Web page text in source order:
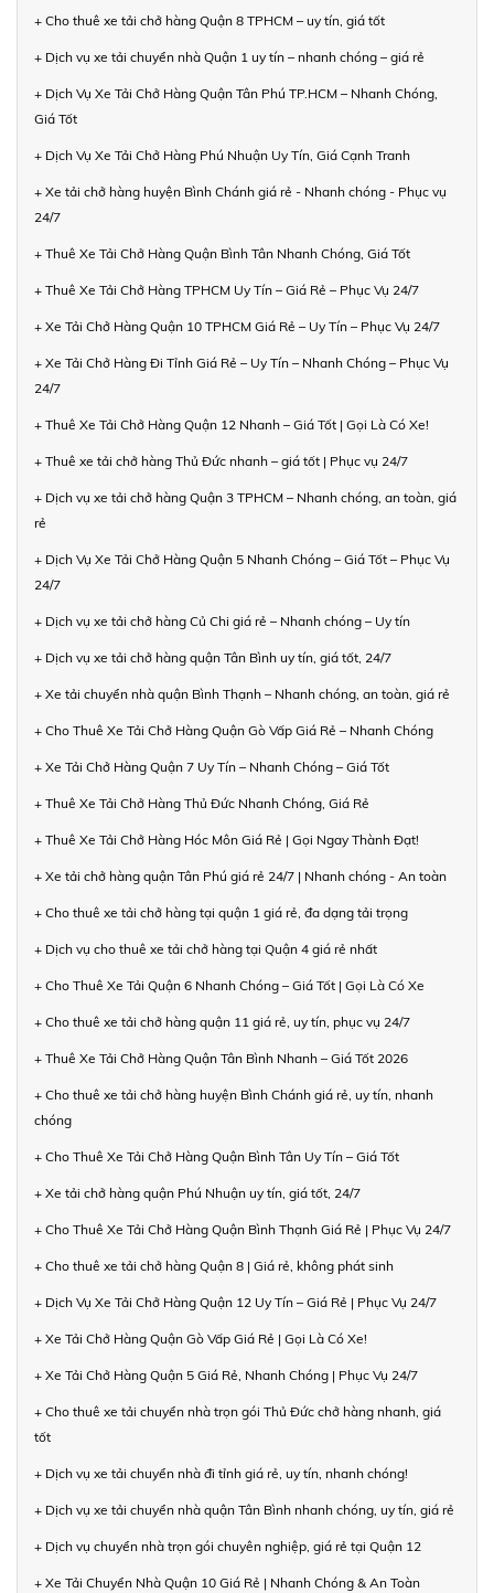
+ Cho thuê xe tải chở hàng Quận 8 TPHCM – uy tín, giá tốt
+ Dịch vụ xe tải chuyển nhà Quận 1 uy tín – nhanh chóng – giá rẻ
+ Dịch Vụ Xe Tải Chở Hàng Quận Tân Phú TP.HCM – Nhanh Chóng,
Giá Tốt
+ Dịch Vụ Xe Tải Chở Hàng Phú Nhuận Uy Tín, Giá Cạnh Tranh
+ Xe tải chở hàng huyện Bình Chánh giá rẻ - Nhanh chóng - Phục vụ
24/7
+ Thuê Xe Tải Chở Hàng Quận Bình Tân Nhanh Chóng, Giá Tốt
+ Thuê Xe Tải Chở Hàng TPHCM Uy Tín – Giá Rẻ – Phục Vụ 24/7
+ Xe Tải Chở Hàng Quận 10 TPHCM Giá Rẻ – Uy Tín – Phục Vụ 24/7
+ Xe Tải Chở Hàng Đi Tỉnh Giá Rẻ – Uy Tín – Nhanh Chóng – Phục Vụ
24/7
+ Thuê Xe Tải Chở Hàng Quận 12 Nhanh – Giá Tốt | Gọi Là Có Xe!
+ Thuê xe tải chở hàng Thủ Đức nhanh – giá tốt | Phục vụ 24/7
+ Dịch vụ xe tải chở hàng Quận 3 TPHCM – Nhanh chóng, an toàn, giá
rẻ
+ Dịch Vụ Xe Tải Chở Hàng Quận 5 Nhanh Chóng – Giá Tốt – Phục Vụ
24/7
+ Dịch vụ xe tải chở hàng Củ Chi giá rẻ – Nhanh chóng – Uy tín
+ Dịch vụ xe tải chở hàng quận Tân Bình uy tín, giá tốt, 24/7
+ Xe tải chuyển nhà quận Bình Thạnh – Nhanh chóng, an toàn, giá rẻ
+ Cho Thuê Xe Tải Chở Hàng Quận Gò Vấp Giá Rẻ – Nhanh Chóng
+ Xe Tải Chở Hàng Quận 7 Uy Tín – Nhanh Chóng – Giá Tốt
+ Thuê Xe Tải Chở Hàng Thủ Đức Nhanh Chóng, Giá Rẻ
+ Thuê Xe Tải Chở Hàng Hóc Môn Giá Rẻ | Gọi Ngay Thành Đạt!
+ Xe tải chở hàng quận Tân Phú giá rẻ 24/7 | Nhanh chóng - An toàn
+ Cho thuê xe tải chở hàng tại quận 1 giá rẻ, đa dạng tải trọng
+ Dịch vụ cho thuê xe tải chở hàng tại Quận 4 giá rẻ nhất
+ Cho Thuê Xe Tải Quận 6 Nhanh Chóng – Giá Tốt | Gọi Là Có Xe
+ Cho thuê xe tải chở hàng quận 11 giá rẻ, uy tín, phục vụ 24/7
+ Thuê Xe Tải Chở Hàng Quận Tân Bình Nhanh – Giá Tốt 2026
+ Cho thuê xe tải chở hàng huyện Bình Chánh giá rẻ, uy tín, nhanh
chóng
+ Cho Thuê Xe Tải Chở Hàng Quận Bình Tân Uy Tín – Giá Tốt
+ Xe tải chở hàng quận Phú Nhuận uy tín, giá tốt, 24/7
+ Cho Thuê Xe Tải Chở Hàng Quận Bình Thạnh Giá Rẻ | Phục Vụ 24/7
+ Cho thuê xe tải chở hàng Quận 8 | Giá rẻ, không phát sinh
+ Dịch Vụ Xe Tải Chở Hàng Quận 12 Uy Tín – Giá Rẻ | Phục Vụ 24/7
+ Xe Tải Chở Hàng Quận Gò Vấp Giá Rẻ | Gọi Là Có Xe!
+ Xe Tải Chở Hàng Quận 5 Giá Rẻ, Nhanh Chóng | Phục Vụ 24/7
+ Cho thuê xe tải chuyển nhà trọn gói Thủ Đức chở hàng nhanh, giá
tốt
+ Dịch vụ xe tải chuyển nhà đi tỉnh giá rẻ, uy tín, nhanh chóng!
+ Dịch vụ xe tải chuyển nhà quận Tân Bình nhanh chóng, uy tín, giá rẻ
+ Dịch vụ chuyển nhà trọn gói chuyên nghiệp, giá rẻ tại Quận 12
+ Xe Tải Chuyển Nhà Quận 10 Giá Rẻ | Nhanh Chóng & An Toàn